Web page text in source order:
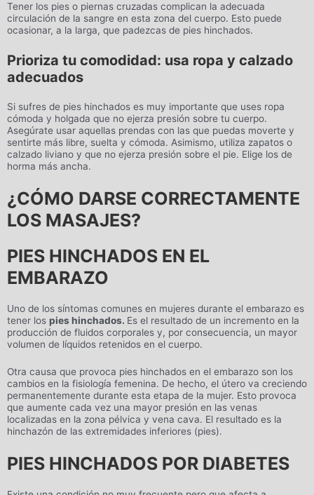
Tener los pies o piernas cruzadas complican la adecuada
circulación de la sangre en esta zona del cuerpo. Esto puede
ocasionar, a la larga, que padezcas de pies hinchados.
Prioriza tu comodidad: usa ropa y calzado
adecuados
Si sufres de pies hinchados es muy importante que uses ropa
cómoda y holgada que no ejerza presión sobre tu cuerpo.
Asegúrate usar aquellas prendas con las que puedas moverte y
sentirte más libre, suelta y cómoda. Asimismo, utiliza zapatos o
calzado liviano y que no ejerza presión sobre el pie. Elige los de
horma más ancha.
¿CÓMO DARSE CORRECTAMENTE
LOS MASAJES?
PIES HINCHADOS EN EL
EMBARAZO
Uno de los síntomas comunes en mujeres durante el embarazo es
tener los pies hinchados. Es el resultado de un incremento en la
producción de fluidos corporales y, por consecuencia, un mayor
volumen de líquidos retenidos en el cuerpo.
Otra causa que provoca pies hinchados en el embarazo son los
cambios en la fisiología femenina. De hecho, el útero va creciendo
permanentemente durante esta etapa de la mujer. Esto provoca
que aumente cada vez una mayor presión en las venas
localizadas en la zona pélvica y vena cava. El resultado es la
hinchazón de las extremidades inferiores (pies).
PIES HINCHADOS POR DIABETES